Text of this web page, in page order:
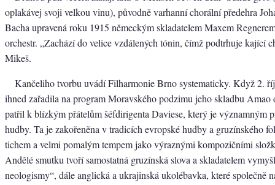
oplakávej svoji velkou vinu), původně varhanní chorální předehra
Bacha upravená roku 1915 německým skladatelem Maxem
orchestr. „Zachází do velice vzdálených tónin, čímž podtrhuje kající
Mikeš.
Kančeliho tvorbu uvádí Filharmonie Brno systematicky. Když 2.
ihned zařadila na program Moravského podzimu jeho skladbu Amao
patřil k blízkým přátelům šéfdirigenta Daviese, který je významným
hudby. Ta je zakořeněna v tradicích evropské hudby a gruzínského
tichem a velmi pomalým tempem jako výraznými kompozičními
Andělé smutku tvoří samostatná gruzínská slova a skladatelem
neologismy“, dále anglická a ukrajinská ukolébavka, které společně